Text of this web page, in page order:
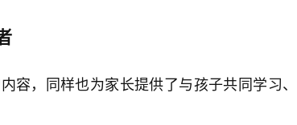
容，同样也为家长提供了与孩子共同学习、